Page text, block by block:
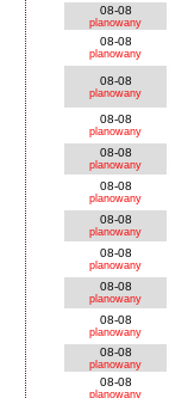
08-08
planowany
08-08
planowany
08-08
planowany
08-08
planowany
08-08
planowany
08-08
planowany
08-08
planowany
08-08
planowany
08-08
planowany
08-08
planowany
08-08
planowany
08-08
planowany